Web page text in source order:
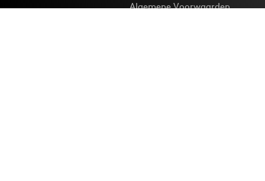
Algemene Voorwaarden